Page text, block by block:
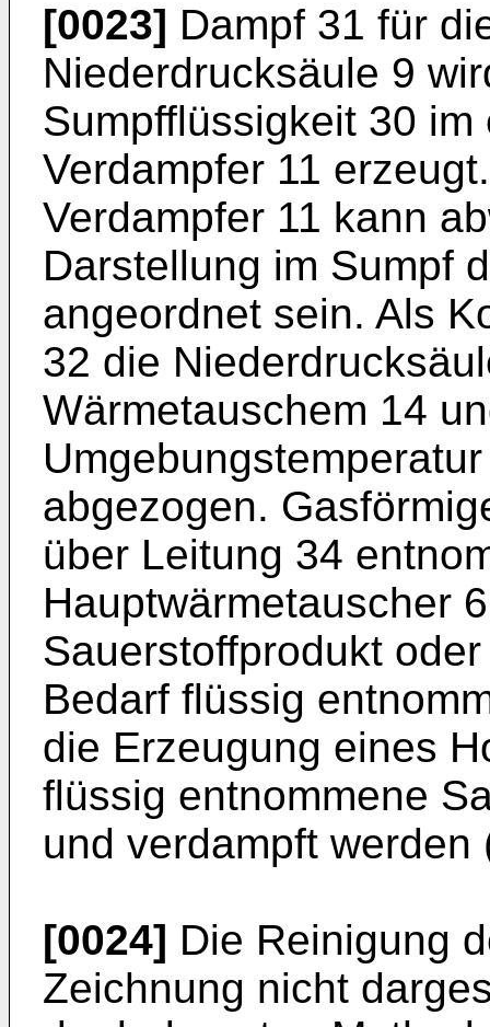
[0023] Dampf 31 für
Niederdrucksäule 9
Sumpfflüssigkeit 30
Verdampfer 11
Verdampfer 11 kann
Darstellung im Sumpf
angeordnet sein. Als
32 die
Wärmetauschem 14
abgezogen.
über Leitung 34
Hauptwärmetauscher
Sauerstoffprodukt
Bedarf flüssig
die Erzeugung eines
flüssig entnommene
und verdampft
[0024] Die Reinigung
Zeichnung nicht